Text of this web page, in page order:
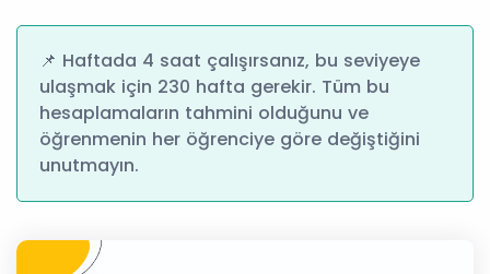
📌 Haftada 4 saat çalışırsanız, bu seviyeye
ulaşmak için 230 hafta gerekir. Tüm bu
hesaplamaların tahmini olduğunu ve
öğrenmenin her öğrenciye göre değiştiğini
unutmayın.